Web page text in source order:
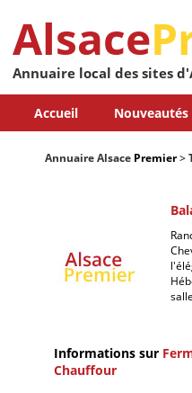
Alsace
Annuaire local des sites
Accueil Nouveautés
Annuaire Alsace Premier>
Informations sur
Chauffour